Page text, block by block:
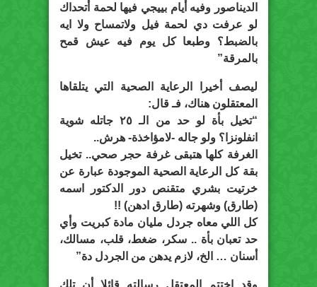
الديناصور وفيه أيام بييجي فيها لحمة أتحداك
لو عرفت دي لحمة فيل ولاتمساح ولا ايه
بالضبط؟ وطبعا كل يوم فيه عيش قمح
بالمرقة”
ليصف أخيرا الرعاية الصحية التي يتلقاها
المعتقلون هناك، فـ قال:
“تخيل بأة لو حد من الـ ٢٥ جاتله شوية
انفلونزا؟ ولو جاله -لامؤاخذة- هرش..
الغرفة كلها هتبقى غرفة حجر صحي.. تخيل
بقة كل الرعاية الصحية الموجودة عبارة عن
خرتيت بشري متقنص دور الدكتور اسمه
(طارق) وشهرته (طارق ادهن) !!
كل اللي معاه جردل مليان مادة كبريت وأي
حد تعبان بأة .. سكر، ضغط، قلب، مسالك،
أسنان … الخ، لازم يدهن من الجردل دة”
وقد اختتم المعتقل رسالته قائلا أن تلك